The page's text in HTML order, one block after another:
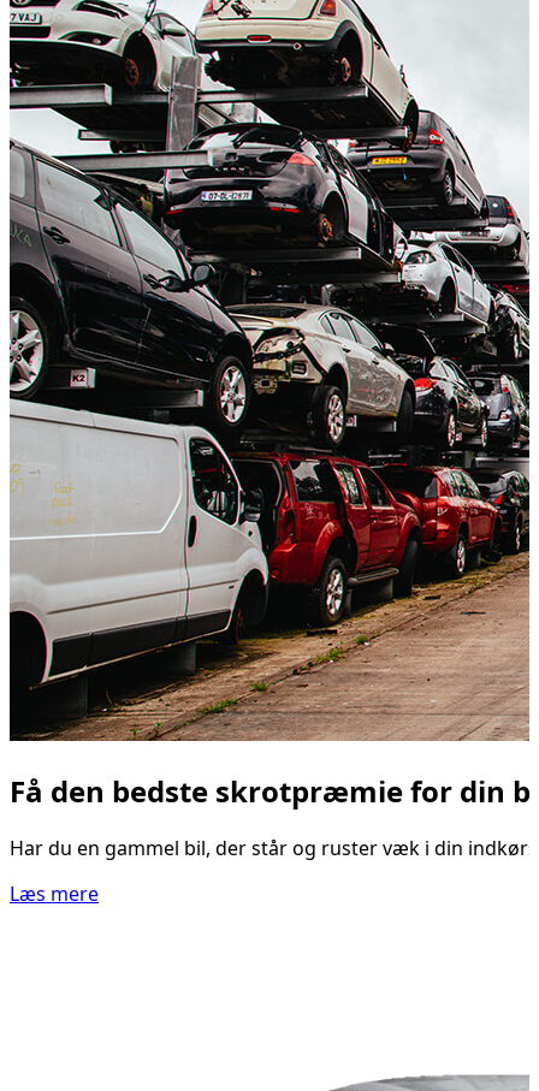
Få den bedste skrotpræmie for din
Har du en gammel bil, der står og ruster væk i din
Læs mere